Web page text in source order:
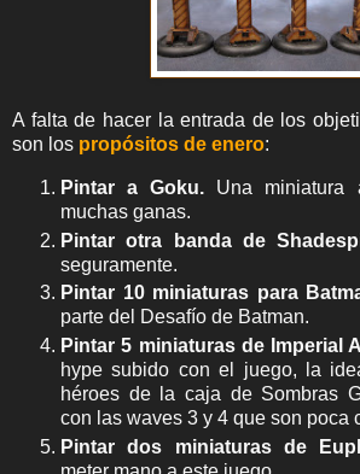
A falta de hacer la entrada de los
son los propósitos de enero:
Pintar a Goku. Una
muchas ganas.
Pintar otra banda de
seguramente.
Pintar 10 miniaturas para
parte del Desafío de Batman.
Pintar 5 miniaturas de Imperial
hype subido con el juego, la
héroes de la caja de Sombras
con las waves 3 y 4 que son poca
Pintar dos miniaturas de